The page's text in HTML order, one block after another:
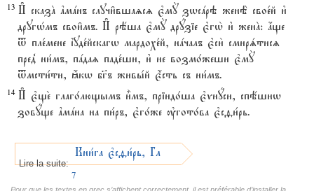
13 И# сказA ґмaнъ случи6вшаzсz є3мY зwсaрэ женЁ свое1й и3
другHмъ свои6мъ. И# рёша є3мY дрyзіе є3гw2 и3 женA: ѓще
t пле1мене їуде1йскагw мардохе1й, нaчалъ є3си2 смирsтисz
пред8 ни1мъ, пaдаz паде1ши, и3 не возмо1жеши є3мY
tмсти1ти, ћкw бг7ъ живы1й є4сть съ ни1мъ.
14 И# є3ще2 глаго1лющымъ и5мъ, пріидо1ша є3vнyси, спёшнw
зовyще ґмaна на пи1ръ, є3го1же ўгото1ва є3сfи1рь.
Lire la suite:
Кни1га є3сfи1рь, ГлавA
7